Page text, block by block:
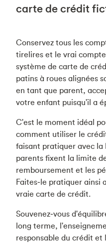
carte de crédit
Conservez tous les
tirelires et le vrai
système de carte de
patins à roues alignées
en tant que parent,
votre enfant puisqu'il a
C'est le moment idéal
comment utiliser le
faisant pratiquer avec la
parents fixent la limite
remboursement et les
Faites‑le pratiquer ainsi
vraie carte de crédit.
Souvenez‑vous
long terme,
responsable du crédit